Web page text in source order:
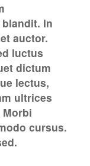
In
auctor.
luctus
dictum
lectus,
ultrices
Morbi
cursus.